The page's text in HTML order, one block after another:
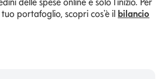
delle spese online è solo l'inizio. Per
portafoglio, scopri cos'è il bilancio